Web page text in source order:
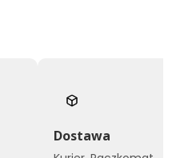
Dostawa